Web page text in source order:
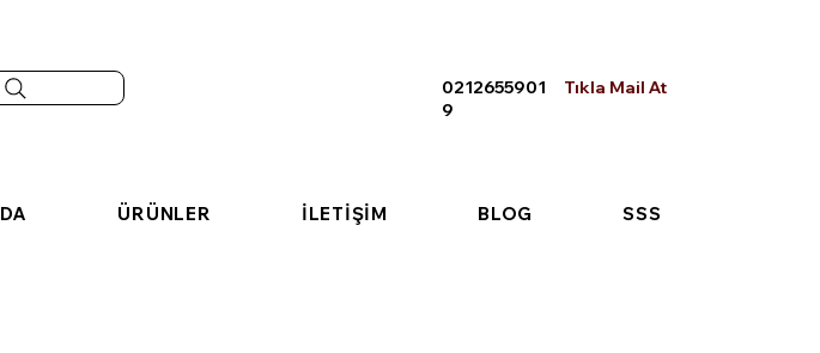
0212655901
9
Tıkla Mail At
ÜRÜNLER İLETİŞİM BLOG SSS